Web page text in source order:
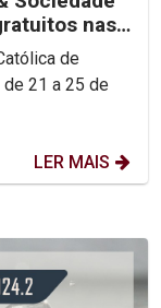
nas
de
21 a 25 de
LER MAIS